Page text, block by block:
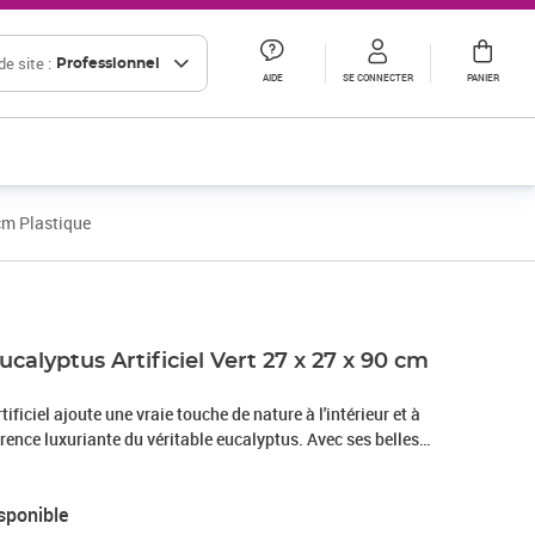
site : Professionnel
AIDE SE CONNECTER PANIER
Plastique
Artificiel Vert 27 x 27 x 90 cm
ajoute une vraie touche de nature à l'intérieur et à
luxuriante du véritable eucalyptus. Avec ses belles
réaliste, il s'adapte à un tas de styles, comme la déco de
Son look réaliste fait de lui un ajout flexible pour